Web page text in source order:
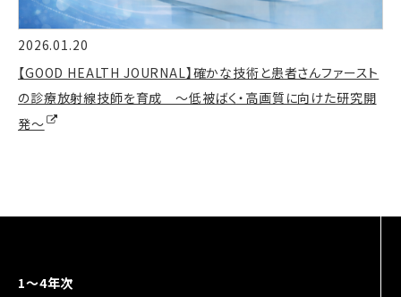
2026.01.20
【GOOD HEALTH JOURNAL】確かな技術と患者さんファースト
の診療放射線技師を育成 ～低被ばく・高画質に向けた研究開
発～
1～4年次